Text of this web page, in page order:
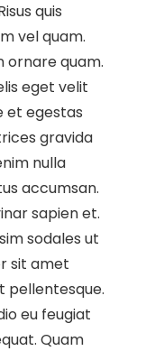
quis
vel quam.
ornare quam.
eget velit
et egestas
gravida
nulla
accumsan.
sapien et.
sodales ut
sit amet
pellentesque.
eu feugiat
Quam